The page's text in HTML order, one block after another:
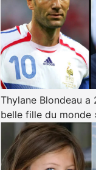
Thylane Blondeau a
belle fille du monde